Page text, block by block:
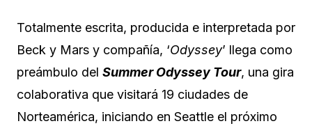
Totalmente escrita, producida e interpretada por
Beck y Mars y compañía, ‘Odyssey’ llega como
preámbulo del Summer Odyssey Tour, una gira
colaborativa que visitará 19 ciudades de
Norteamérica, iniciando en Seattle el próximo